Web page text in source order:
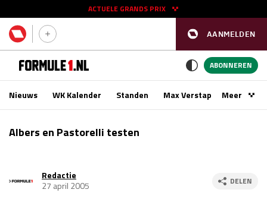
AANMELDEN
ACTUELE GRANDS PRIX
11 - 13 sep
Race
GP SINGAPORE 2026 09 - 11 okt
ABONNEREN
Nieuws WK Kalender Standen Max VerstappenMeer
Albers en Pastorelli testen
Redactie
27 april 2005
DELEN